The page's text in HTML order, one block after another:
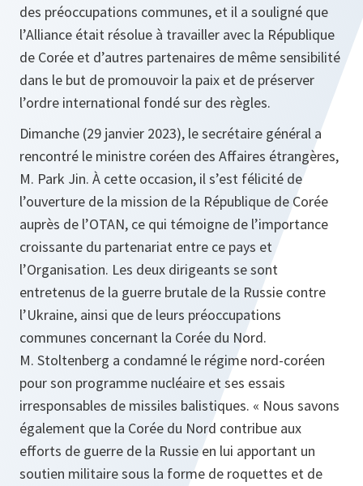
des préoccupations communes, et il a souligné que
l’Alliance était résolue à travailler avec la République
de Corée et d’autres partenaires de même sensibilité
dans le but de promouvoir la paix et de préserver
l’ordre international fondé sur des règles.
Dimanche (29 janvier 2023), le secrétaire général a
rencontré le ministre coréen des Affaires étrangères,
M. Park Jin. À cette occasion, il s’est félicité de
l’ouverture de la mission de la République de Corée
auprès de l’OTAN, ce qui témoigne de l’importance
croissante du partenariat entre ce pays et
l’Organisation. Les deux dirigeants se sont
entretenus de la guerre brutale de la Russie contre
l’Ukraine, ainsi que de leurs préoccupations
communes concernant la Corée du Nord.
M. Stoltenberg a condamné le régime nord-coréen
pour son programme nucléaire et ses essais
irresponsables de missiles balistiques. « Nous savons
également que la Corée du Nord contribue aux
efforts de guerre de la Russie en lui apportant un
soutien militaire sous la forme de roquettes et de